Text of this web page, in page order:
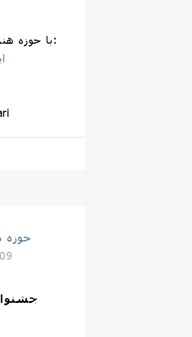
📱 با حوزه هنری خراسان شمالی همراه باشید: